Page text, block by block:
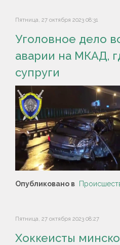
Пятница, 27 октября 2023 08:31
Уголовное дело
аварии на МКАД,
супруги
Опубликовано в
Пятница, 27 октября 2023 08:27
Хоккеисты